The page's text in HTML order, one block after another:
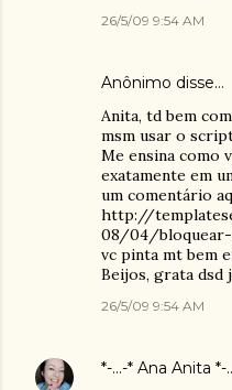
26/5/09 9:54 AM
Anônimo disse…
Anita, td bem
msm usar o
Me ensina como
exatamente em
um comentário aq
http://
08/04/bloquear-
vc pinta mt bem
Beijos, grata dsd
26/5/09 9:54 AM
*-...-* Ana Anita *-